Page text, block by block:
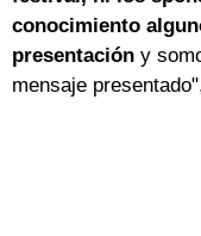
conocimiento
presentación y
mensaje